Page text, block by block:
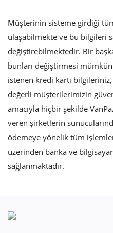
Müşterinin sisteme girdiği
ulaşabilmekte ve bu bilgileri
değiştirebilmektedir. Bir
bunları değiştirmesi
istenen kredi kartı
değerli müşterilerimizin
amacıyla hiçbir şekilde
veren şirketlerin
ödemeye yönelik tüm
üzerinden banka ve
sağlanmaktadır.